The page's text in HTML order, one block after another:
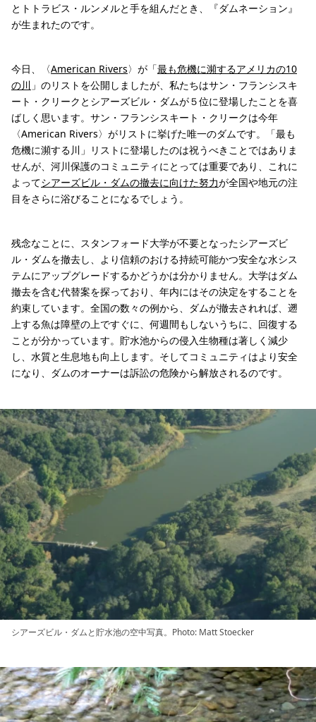
とトトラビス・ルンメルと手を組んだとき、『ダムネーション』
が生まれたのです。
今日、〈American Rivers〉が「最も危機に瀕するアメリカの10
の川 」のリストを公開しましたが、私たちはサン・フランシスキ
ート・クリークとシアーズビル・ダムが５位に登場したことを喜
ばしく思います。サン・フランシスキート・クリークは今年
〈American Rivers〉がリストに挙げた唯一のダムです。「最も
危機に瀕する川」リストに登場したのは祝うべきことではありま
せんが、河川保護のコミュニティにとっては重要であり、これに
よってシアーズビル・ダムの撤去に向けた努力が全国や地元の注
目をさらに浴びることになるでしょう。
残念なことに、スタンフォード大学が不要となったシアーズビ
ル・ダムを撤去し、より信頼のおける持続可能かつ安全な水シス
テムにアップグレードするかどうかは分かりません。大学はダム
撤去を含む代替案を探っており、年内にはその決定をすることを
約束しています。全国の数々の例から、ダムが撤去されれば、遡
上する魚は障壁の上ですぐに、何週間もしないうちに、回復する
ことが分かっています。貯水池からの侵入生物種は著しく減少
し、水質と生息地も向上します。そしてコミュニティはより安全
になり、ダムのオーナーは訴訟の危険から解放されるのです。
シアーズビル・ダムと貯水池の空中写真。Photo: Matt Stoecker